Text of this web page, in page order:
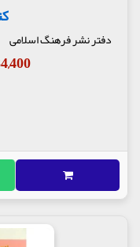
دفتر نشر فرهنگ اسلامی
34,400